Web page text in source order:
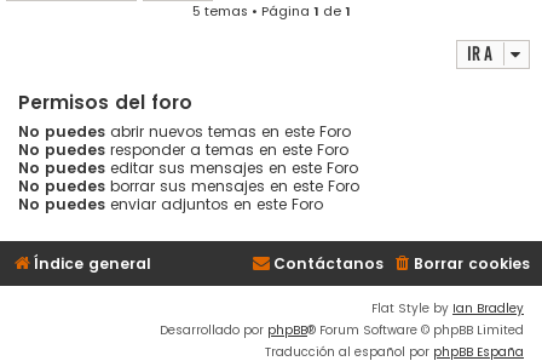
5 temas • Página 1 de1
Ir a
Permisos del foro
No puedes abrir nuevos temas en este Foro
No puedes responder a temas en este Foro
No puedes editar sus mensajes en este Foro
No puedes borrar sus mensajes en este Foro
No puedes enviar adjuntos en este Foro
Índice general Borrar cookies
Contáctanos
Flat Style by Ian Bradley
Desarrollado por phpBB® Forum Software © phpBB Limited
Traducción al español por phpBB España